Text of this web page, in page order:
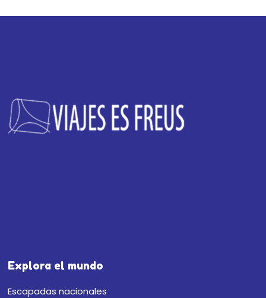
Explora el mundo
Escapadas nacionales